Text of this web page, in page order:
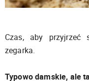
Czas, aby przyjrzeć
zegarka.
Typowo damskie, ale